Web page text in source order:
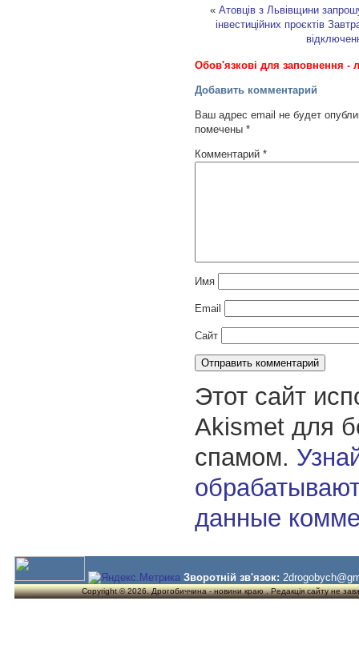
«Атовців з Львівщини
інвестиційних проєктів
Обов'язкові для заповнення -
Добавить комментарий
Ваш адрес email не будет
помечены *
Комментарий *
Имя
Email
Сайт
Этот сайт
Akismet для
спамом.
данные
Зворотній зв'язок:
Copyright © 2026. Дрогобиччина - новини краю . Редакція сайту не